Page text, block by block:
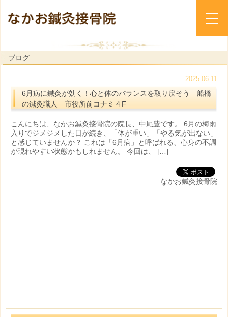
ブログ
2025.06.11
6月病に鍼灸が効く！心と体のバランスを取り戻そう 船橋
の鍼灸職人 市役所前コナミ４F
こんにちは、なかお鍼灸接骨院の院長、中尾豊です。 6月の梅雨
入りでジメジメした日が続き、「体が重い」「やる気が出ない」
と感じていませんか？ これは「6月病」と呼ばれる、心身の不調
が現れやすい状態かもしれません。 今回は、 […]
なかお鍼灸接骨院